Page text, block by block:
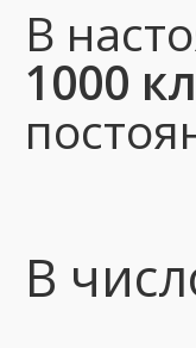
В
1000
В